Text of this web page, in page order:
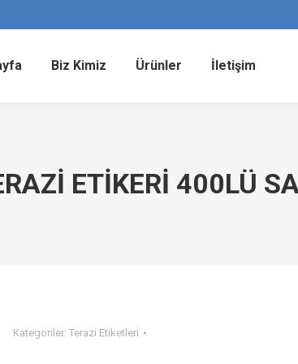
Biz Kimiz Ürünler İletişim
ETİKERİ 400LÜ
Kategoriler: Terazi Etiketleri